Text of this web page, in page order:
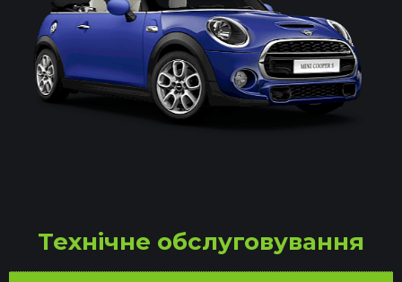
Капітальний ремонт двигуна
Ремонт гальмівної системи
Заміна амортизаторів
Технічне обслуговування